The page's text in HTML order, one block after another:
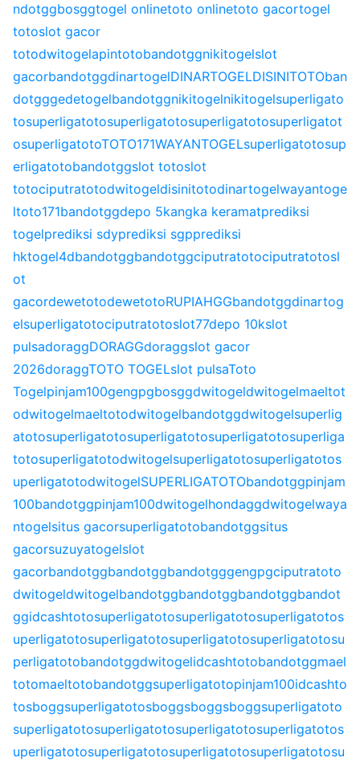
ndotggbosggtogel onlinetoto onlinetoto gacortogel
totoslot gacor
totodwitogelapintotobandotggnikitogelslot
gacorbandotggdinartogelDINARTOGELDISINITOTOban
dotgggedetogelbandotggnikitogelnikitogelsuperligato
tosuperligatotosuperligatotosuperligatotosuperligatot
osuperligatotoTOTO171WAYANTOGELsuperligatotosup
erligatotobandotggslot totoslot
totociputratotodwitogeldisinitotodinartogelwayantoge
ltoto171bandotggdepo 5kangka keramatprediksi
togelprediksi sdyprediksi sgpprediksi
hktogel4dbandotggbandotggciputratotociputratotosl
ot
gacordewetotodewetotoRUPIAHGGbandotggdinartog
elsuperligatotociputratotoslot77depo 10kslot
pulsadoraggDORAGGdoraggslot gacor
2026doraggTOTO TOGELslot pulsaToto
Togelpinjam100gengpgbosggdwitogeldwitogelmaeltot
odwitogelmaeltotodwitogelbandotggdwitogelsuperlig
atotosuperligatotosuperligatotosuperligatotosuperliga
totosuperligatotodwitogelsuperligatotosuperligatotos
uperligatotodwitogelSUPERLIGATOTObandotggpinjam
100bandotggpinjam100dwitogelhondaggdwitogelwaya
ntogelsitus gacorsuperligatotobandotggsitus
gacorsuzuyatogelslot
gacorbandotggbandotggbandotgggengpgciputratoto
dwitogeldwitogelbandotggbandotggbandotggbandot
ggidcashtotosuperligatotosuperligatotosuperligatotos
uperligatotosuperligatotosuperligatotosuperligatotosu
perligatotobandotggdwitogelidcashtotobandotggmael
totomaeltotobandotggsuperligatotopinjam100idcashto
tosboggsuperligatotosboggsboggsboggsuperligatoto
superligatotosuperligatotosuperligatotosuperligatotos
uperligatotosuperligatotosuperligatotosuperligatotosu